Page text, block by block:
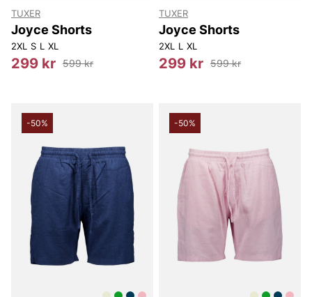
TUXER
Joyce Shorts
2XL S L XL
299 kr 599 kr
TUXER
Joyce Shorts
2XL L XL
299 kr 599 kr
-50% -50%